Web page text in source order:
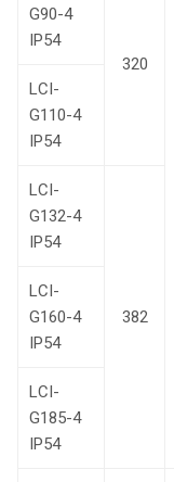
G90-4
IP54
320
LCI-
G110-4
IP54
LCI-
G132-4
IP54
382
LCI-
G160-4
IP54
LCI-
G185-4
IP54